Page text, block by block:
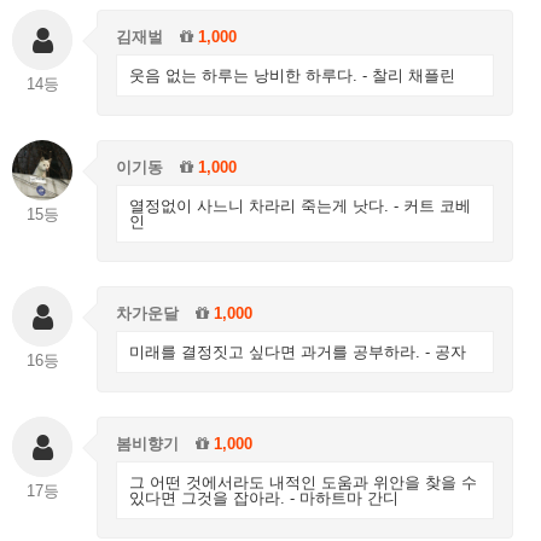
14등
김재벌 1,000
웃음 없는 하루는 낭비한 하루다. - 찰리 채플린
15등
이기동 1,000
열정없이 사느니 차라리 죽는게 낫다. - 커트 코베
인
16등
차가운달 1,000
미래를 결정짓고 싶다면 과거를 공부하라. - 공자
17등
봄비향기 1,000
그 어떤 것에서라도 내적인 도움과 위안을 찾을 수
있다면 그것을 잡아라. - 마하트마 간디